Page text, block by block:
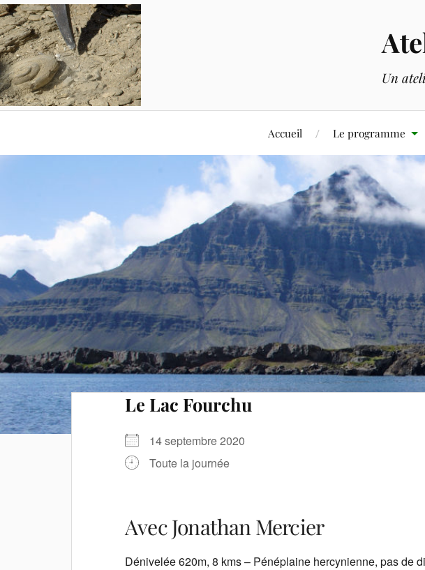
Un
Accueil Le programme
Le Lac Fourchu
14 septembre 2020
Toute la journée
Avec Jonathan Mercier
Dénivelée 620m, 8 kms – Pénéplaine hercynienne, pas de